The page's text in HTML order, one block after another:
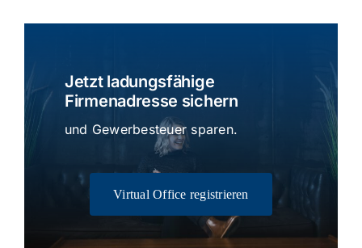
Jetzt ladungsfähige
Firmenadresse sichern
und Gewerbesteuer sparen.
Virtual Office registrieren